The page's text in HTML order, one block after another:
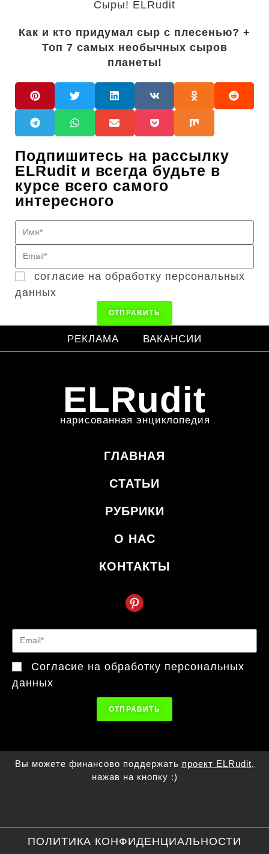
Как и кто придумал сыр с плесенью? +
Топ 7 самых необычных сыров
планеты!
Подпишитесь на рассылку
ELRudit и всегда будьте в
курсе всего самого
интересного
согласие на обработку персональных
данных
ОТПРАВИТЬ
РЕКЛАМА ВАКАНСИИ
ELRudit
нарисованная энциклопедия
ГЛАВНАЯ
СТАТЬИ
РУБРИКИ
О НАС
КОНТАКТЫ
Согласие на обработку персональных
данных
ОТПРАВИТЬ
Вы можете финансово поддержать проект ELRudit,
нажав на кнопку :)
ПОЛИТИКА КОНФИДЕНЦИАЛЬНОСТИ